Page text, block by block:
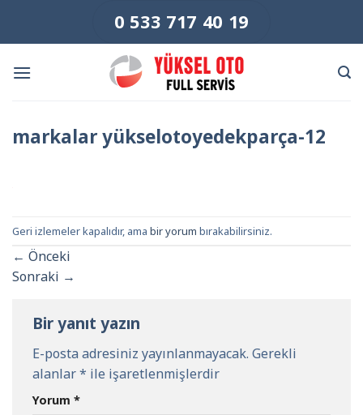
content
0 533 717 40 19
markalar yükselotoyedekparça-12
Geri izlemeler kapalıdır, ama bir yorum bırakabilirsiniz.
← Önceki
Sonraki →
Bir yanıt yazın
E-posta adresiniz yayınlanmayacak. Gerekli
alanlar* ile işaretlenmişlerdir
Yorum *